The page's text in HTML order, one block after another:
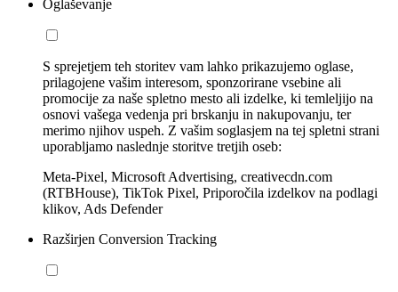
Oglaševanje
S sprejetjem teh storitev vam lahko prikazujemo oglase,
prilagojene vašim interesom, sponzorirane vsebine ali
promocije za naše spletno mesto ali izdelke, ki temleljijo na
osnovi vašega vedenja pri brskanju in nakupovanju, ter
merimo njihov uspeh. Z vašim soglasjem na tej spletni strani
uporabljamo naslednje storitve tretjih oseb:
Meta-Pixel, Microsoft Advertising, creativecdn.com
(RTBHouse), TikTok Pixel, Priporočila izdelkov na podlagi
klikov, Ads Defender
Razširjen Conversion Tracking